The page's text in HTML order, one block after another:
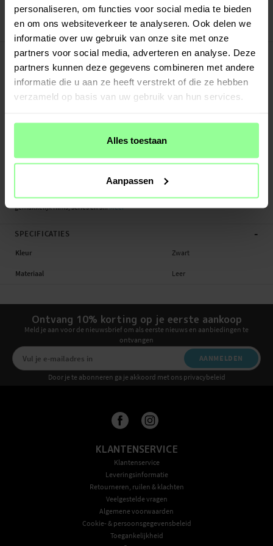
personaliseren, om functies voor social media te bieden
en om ons websiteverkeer te analyseren. Ook delen we
informatie over uw gebruik van onze site met onze
partners voor social media, adverteren en analyse. Deze
partners kunnen deze gegevens combineren met andere
informatie die u aan ze heeft verstrekt of die ze hebben
verzameld op basis van uw gebruik van hun services.
Alles toestaan
Aanpassen
30 dagen retourrecht
Art number:19103
PRODUCTBESCHRIJVING -
Bookcover hoesje van echt leer voor de Sony Xperia XZ1 Het hoesje beschermt
je hele telefoon en heeft plek voor pasjes aan de binnenkant van de voorflap.
De pasjeshouder heeft drie vakken en een groter vakje voor briefgeld of
bedekt door de voorflap die gesloten wordt met een magneet. Op die manier
wordt je telefoon zowel aan de voor-, achter- en zijkanten beschermd tegen
gemakkelijk films, series en s...Meer
SPECIFICATIES -
Kleur Zwart
Materiaal Leer
Ontvang 10% korting op je eerste aankoop
Meld je aan voor de nieuwsbrief om als eerste nieuws en aanbiedingen te
ontvangen
AANMELDEN
Door je te abonneren ga je akkoord met ons privacybeleid
KLANTENSERVICE
Klantenservice
Leveringsinformatie
Retourneren, ruilen & klachten
Veelgestelde vragen
Algemene voorwaarden
Cookie- & persoonsgegevensbeleid
Toegankelijkheid